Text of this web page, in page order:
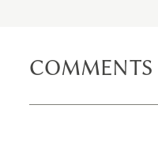
COMMENTS